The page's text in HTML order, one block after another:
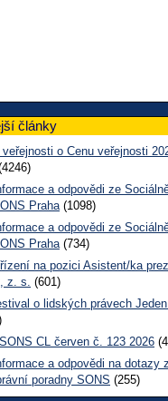
články
veřejnosti o Cenu veřejnosti
a odpovědi ze
Praha (1098)
a odpovědi ze
Praha (734)
na pozici Asistent/ka
z. s.
(601)
o lidských právech
CL červen č. 123 2026
a odpovědi na dotazy
poradny SONS (255)